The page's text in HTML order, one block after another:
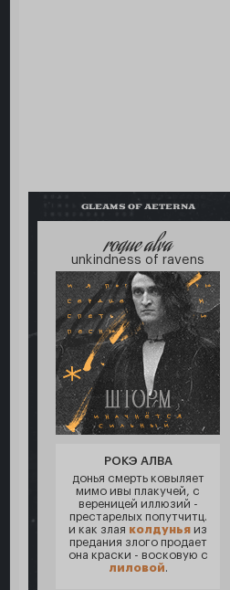
GLEAMS OF AETERNA
roque alva
unkindness of ravens
РОКЭ АЛВА
донья смерть ковыляет
мимо ивы плакучей, с
вереницей иллюзий -
престарелых попутчитц.
и как злая колдунья из
предания злого продает
она краски - восковую с
лиловой.